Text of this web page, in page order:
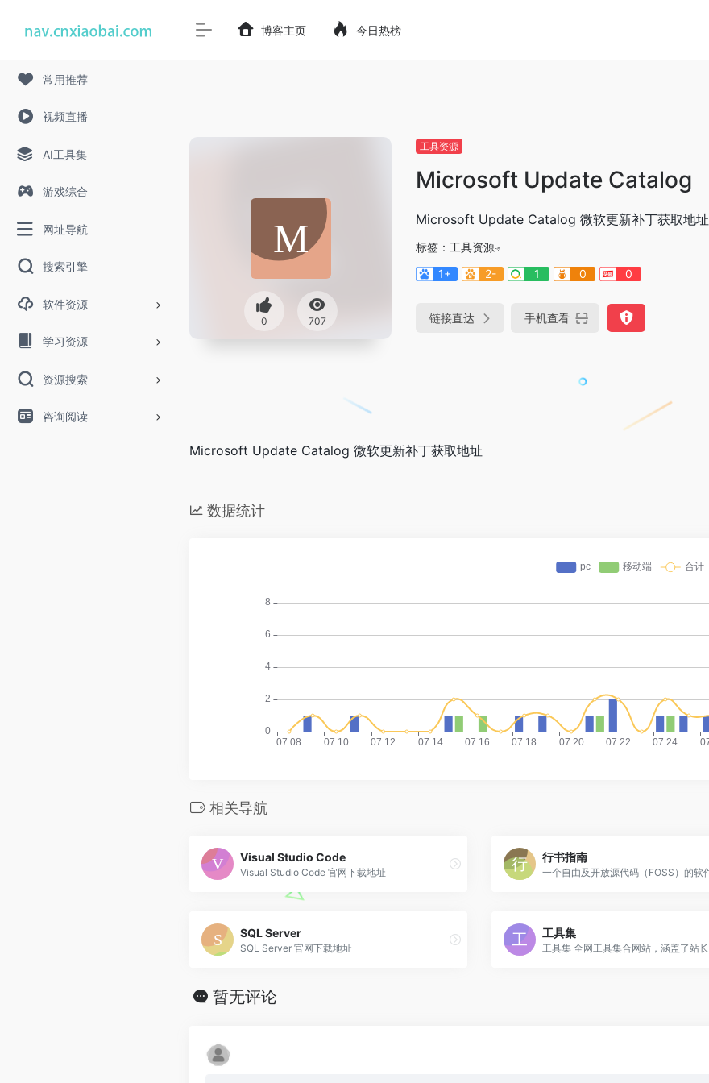
常用推荐
视频直播
AI工具集
游戏综合
网址导航
搜索引擎
软件资源
学习资源
资源搜索
咨询阅读
博客主页 今日热榜
0 707
工具资源
Microsoft Update Catalog
Microsoft Update Catalog 微软更新补丁获取地址
标签： 工具资源
1+
2- 1 0 0
链接直达 手机查看
Microsoft Update Catalog 微软更新补丁获取地址
数据统计
相关导航
Visual Studio Code
Visual Studio Code 官网下载地址
行书指南
SQL Server
SQL Server 官网下载地址
工具集
暂无评论